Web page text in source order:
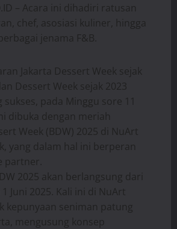
– Acara ini dihadiri ratusan
chef, asosiasi kuliner, hingga
jenama F&B.
Jakarta Dessert Week sejak
Dessert Week sejak 2023
pada Minggu sore 11
dibuka dengan meriah
Week (BDW) 2025 di NuArt
yang dalam hal ini berperan
partner.
2025 akan berlangsung dari
Juni 2025. Kali ini di NuArt
kepunyaan seniman patung
mengusung konsep